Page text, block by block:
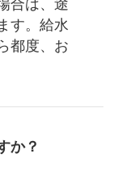
合は、途
す。給水
都度、お
か？